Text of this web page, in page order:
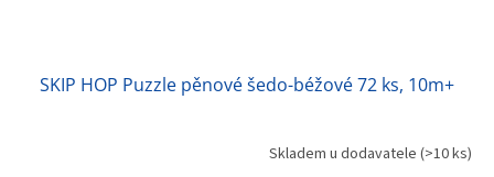
SKIP HOP Puzzle pěnové šedo-béžové 72 ks, 10m+
Skladem u dodavatele (>10 ks)